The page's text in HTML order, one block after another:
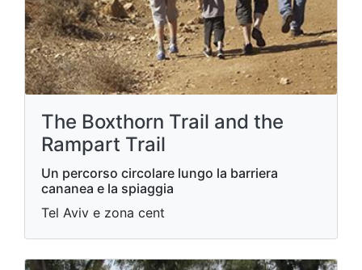
The Boxthorn Trail and the
Rampart Trail
Un percorso circolare lungo la barriera
cananea e la spiaggia
Tel Aviv e zona cent